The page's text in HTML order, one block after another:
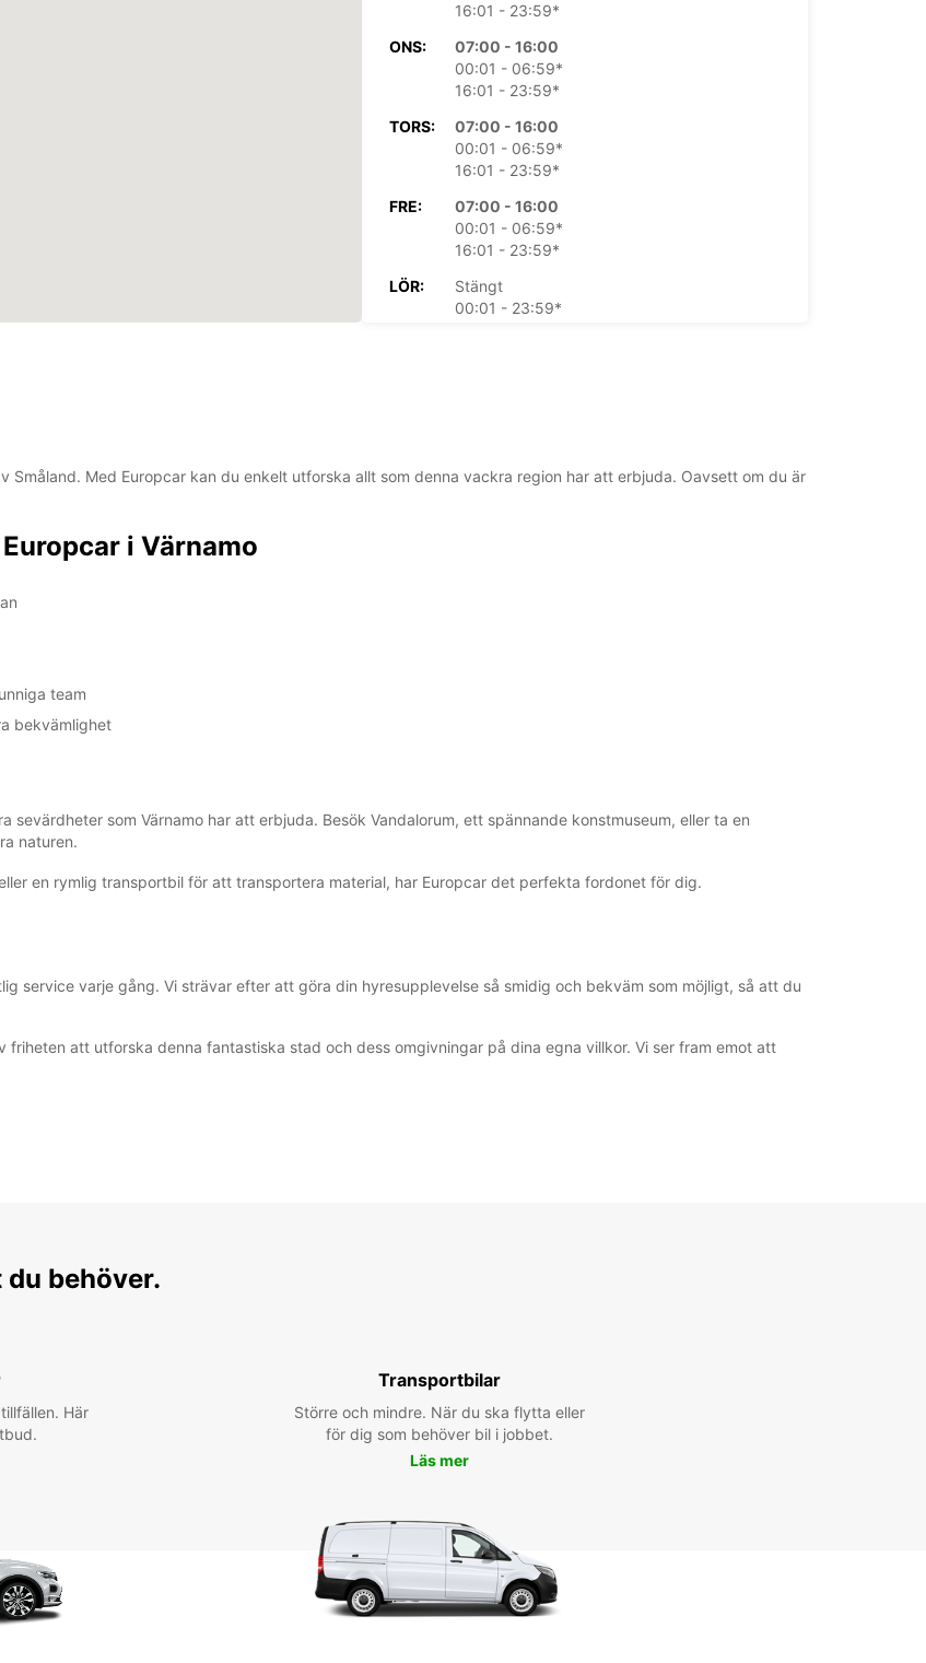
16:01 - 23:59*
ONS:
07:00 - 16:00
00:01 - 06:59*
16:01 - 23:59*
TORS:
07:00 - 16:00
00:01 - 06:59*
16:01 - 23:59*
FRE:
07:00 - 16:00
00:01 - 06:59*
16:01 - 23:59*
LÖR:
Stängt
00:01 - 23:59*
Småland. Med Europcar kan du enkelt utforska allt som denna vackra region har att erbjuda. Oavsett om du är
i Värnamo
team
bekvämlighet
som Värnamo har att erbjuda. Besök Vandalorum, ett spännande konstmuseum, eller ta en
naturen.
en rymlig transportbil för att transportera material, har Europcar det perfekta fordonet för dig.
service varje gång. Vi strävar efter att göra din hyresupplevelse så smidig och bekväm som möjligt, så att du
friheten att utforska denna fantastiska stad och dess omgivningar på dina egna villkor. Vi ser fram emot att
behöver.
Här
Transportbilar
Större och mindre. När du ska flytta eller
för dig som behöver bil i jobbet.
Läs mer